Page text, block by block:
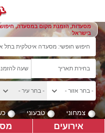
מסעדות, הזמנת מקום במסעדה,
בישראל
צמחוני טבעוני
אירועים